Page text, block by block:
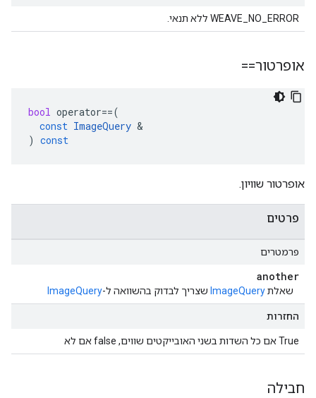
WEAVE_NO_ERROR ללא תנאי.
אופרטור==
bool operator==(
const ImageQuery &
) const
אופרטור שוויון.
פרטים
פרמטרים
another
שאלתImageQuery שצריך לבדוק בהשוואה ל-ImageQuery
החזרות
True אם כל השדות בשני האובייקטים שווים, false אם לא
חבילה